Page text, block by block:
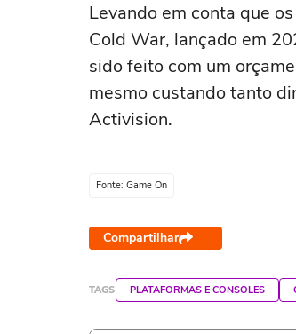
Levando em conta que
Cold War, lançado em
sido feito com um
mesmo custando tanto
Activision.
Fonte: Game On
Compartilhar
TAGS PLATAFORMAS E CONSOLES